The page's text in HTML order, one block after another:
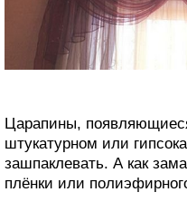
Царапины,
штукатурном или
зашпаклевать. А как
плёнки или